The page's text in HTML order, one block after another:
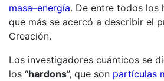
masa–energía. De entre todos los
que más se acercó a describir el
Creación.
Los investigadores cuánticos se
los “hardons”, que son partículas